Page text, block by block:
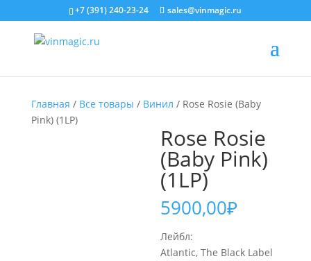
+7 (391) 240-23-24 sales@vinmagic.ru
Главная / Все товары / Винил / Rose Rosie (Baby
Pink) (1LP)
Rose Rosie
(Baby Pink)
(1LP)
5900,00₽
Лейбл:
Atlantic, The Black Label